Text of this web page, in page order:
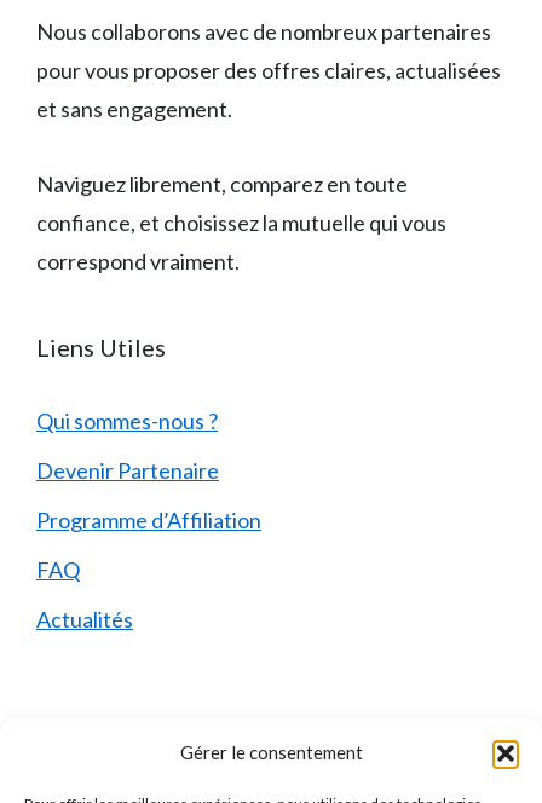
Gérer le consentement
Nous collaborons avec de nombreux partenaires
pour vous proposer des offres claires, actualisées
et sans engagement.
Naviguez librement, comparez en toute
confiance, et choisissez la mutuelle qui vous
correspond vraiment.
Liens Utiles
Qui sommes-nous ?
Devenir Partenaire
Programme d’Affiliation
FAQ
Actualités
Mentions Légales